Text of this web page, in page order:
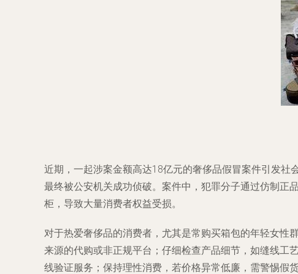
近期，一起涉案金额高达18亿元的奢侈品假冒案件引发社
最终被公安机关成功侦破。案件中，犯罪分子通过仿制正
柜，导致大量消费者权益受损。
对于热爱奢侈品的消费者，尤其是常购买箱包的年轻女性
来源的代购或非正规平台；仔细检查产品细节，如缝线工
线验证服务；保持理性消费，若价格异常低廉，需警惕假货